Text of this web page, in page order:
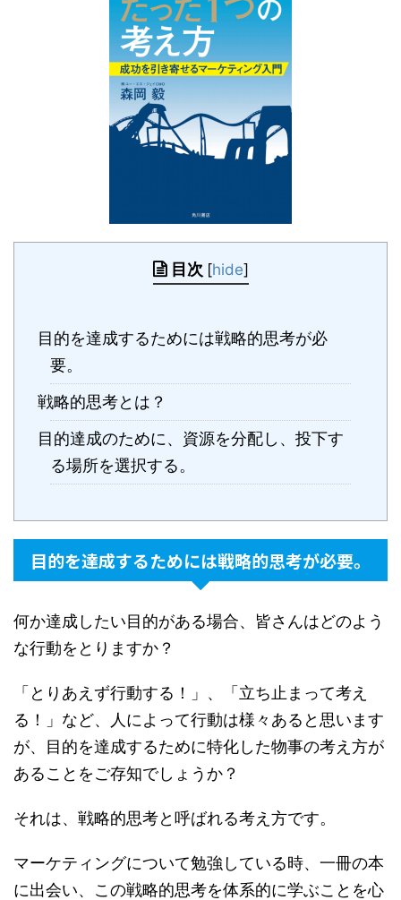
目次 [hide]
目的を達成するためには戦略的思考が必
要。
戦略的思考とは？
目的達成のために、資源を分配し、投下す
る場所を選択する。
目的を達成するためには戦略的思考が必要。
何か達成したい目的がある場合、皆さんはどのよう
な行動をとりますか？
「とりあえず行動する！」、「立ち止まって考え
る！」など、人によって行動は様々あると思います
が、目的を達成するために特化した物事の考え方が
あることをご存知でしょうか？
それは、戦略的思考と呼ばれる考え方です。
マーケティングについて勉強している時、一冊の本
に出会い、この戦略的思考を体系的に学ぶことを心